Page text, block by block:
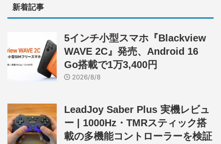
新着記事
5インチ小型スマホ『Blackview
WAVE 2C』発売、Android 16
Go搭載で1万3,400円
2026/8/8
LeadJoy Saber Plus 実機レビュ
ー | 1000Hz・TMRスティック搭
載の多機能コントローラーを検証